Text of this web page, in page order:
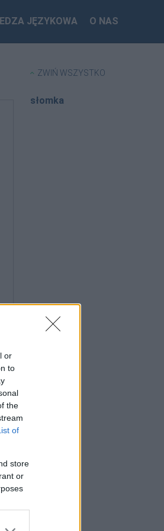
or
to
the
of
store
or
JĘZYKOWA O NAS
ZWIŃ WSZYSTKO
słomka